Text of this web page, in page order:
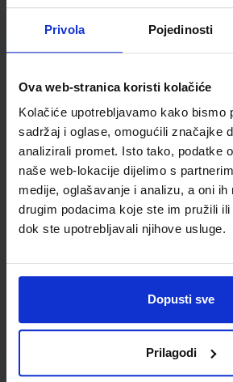
Privola Pojedinosti
Ova web-stranica koristi kolačiće
Kolačiće upotrebljavamo kako bismo
sadržaj i oglase, omogućili značajke
analizirali promet. Isto tako, podatke
naše web-lokacije dijelimo s
medije, oglašavanje i analizu, a oni
drugim podacima koje ste im pružili
dok ste upotrebljavali njihove usluge.
Dopusti sve
Prilagodi
udžbenike; dimenzije
431x272; tip 160
0,85 €